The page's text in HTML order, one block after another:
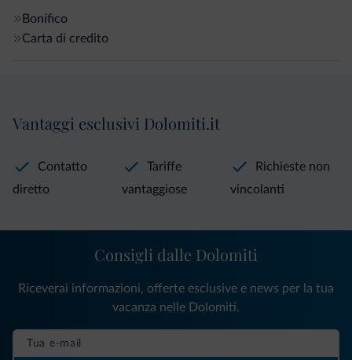
Bonifico
Carta di credito
Vantaggi esclusivi Dolomiti.it
Contatto
diretto
Tariffe
vantaggiose
Richieste non
vincolanti
Consigli dalle Dolomiti
Riceverai informazioni, offerte esclusive e news per la tua
vacanza nelle Dolomiti.